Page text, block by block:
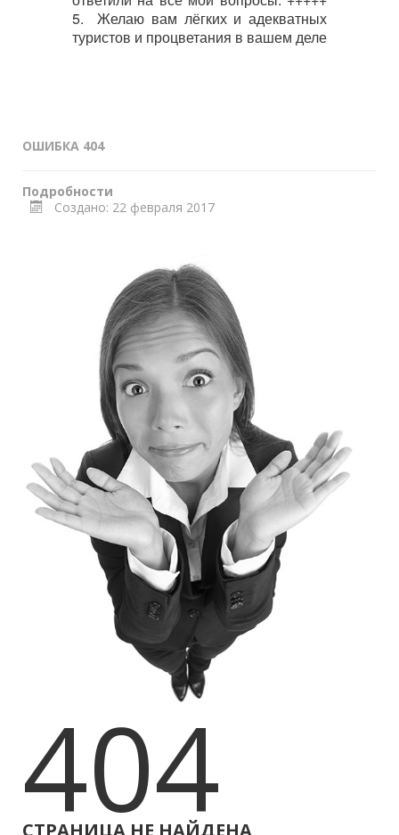
5.Желаю вам лёгких и адекватных
туристов и процветания в вашем деле
ОШИБКА 404
Подробности
Создано: 22 февраля 2017
404
CТРАНИЦА НЕ НАЙДЕНА